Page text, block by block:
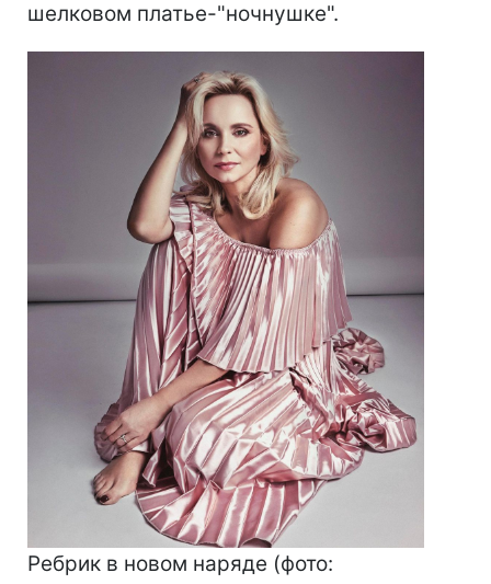
шелковом платье-"ночнушке".
Ребрик в новом наряде (фото: